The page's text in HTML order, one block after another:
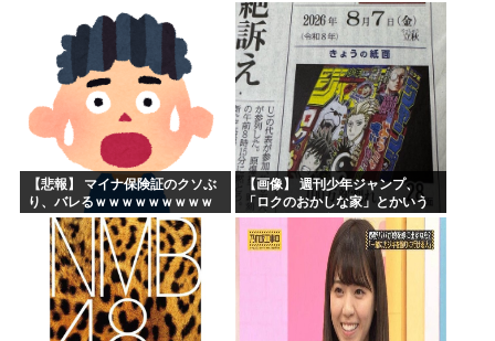
戦
【悲報】 マイナ保険証のクソぶ
り、バレるｗｗｗｗｗｗｗｗｗ
【画像】 週刊少年ジャンプ、
「ロクのおかしな家」とかいう
微妙な漫画を巻頭カラーにした
せいで100万部切る